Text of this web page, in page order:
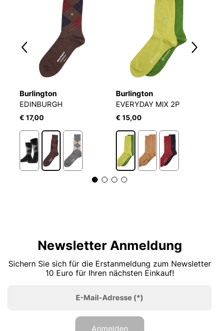
Burlington
EDINBURGH
€ 17,00
Burlington
EVERYDAY MIX 2P
€ 15,00
Newsletter Anmeldung
Sichern Sie sich für die Erstanmeldung zum Newsletter
10 Euro für Ihren nächsten Einkauf!
E-Mail-Adresse (*)
Anmelden